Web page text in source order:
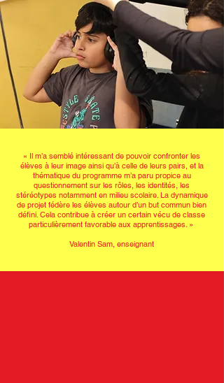
« Il m’a semblé intéressant de pouvoir confronter les
élèves à leur image ainsi qu’à celle de leurs pairs, et la
thématique du programme m’a paru propice au
questionnement sur les rôles, les identités, les
stéréotypes notamment en milieu scolaire. La dynamique
de projet fédère les élèves autour d’un but commun bien
défini. Cela contribue à créer un certain vécu de classe
particulièrement favorable aux apprentissages. »
Valentin Sam, enseignant